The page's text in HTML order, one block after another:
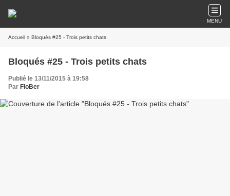
MENU
Accueil » Bloqués #25 - Trois petits chats
Bloqués #25 - Trois petits chats
Publié le 13/11/2015 à 19:58
Par FloBer